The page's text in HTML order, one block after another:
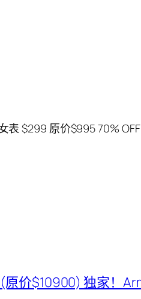
表 $299 原价$995 70% OFF